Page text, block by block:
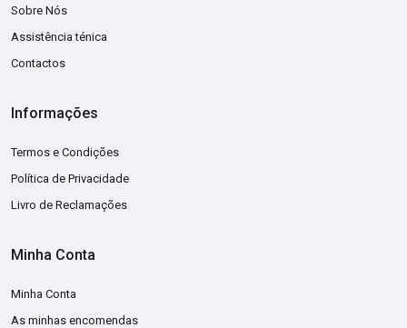
Sobre Nós
Assistência ténica
Contactos
Informações
Termos e Condições
Política de Privacidade
Livro de Reclamações
Minha Conta
Minha Conta
As minhas encomendas